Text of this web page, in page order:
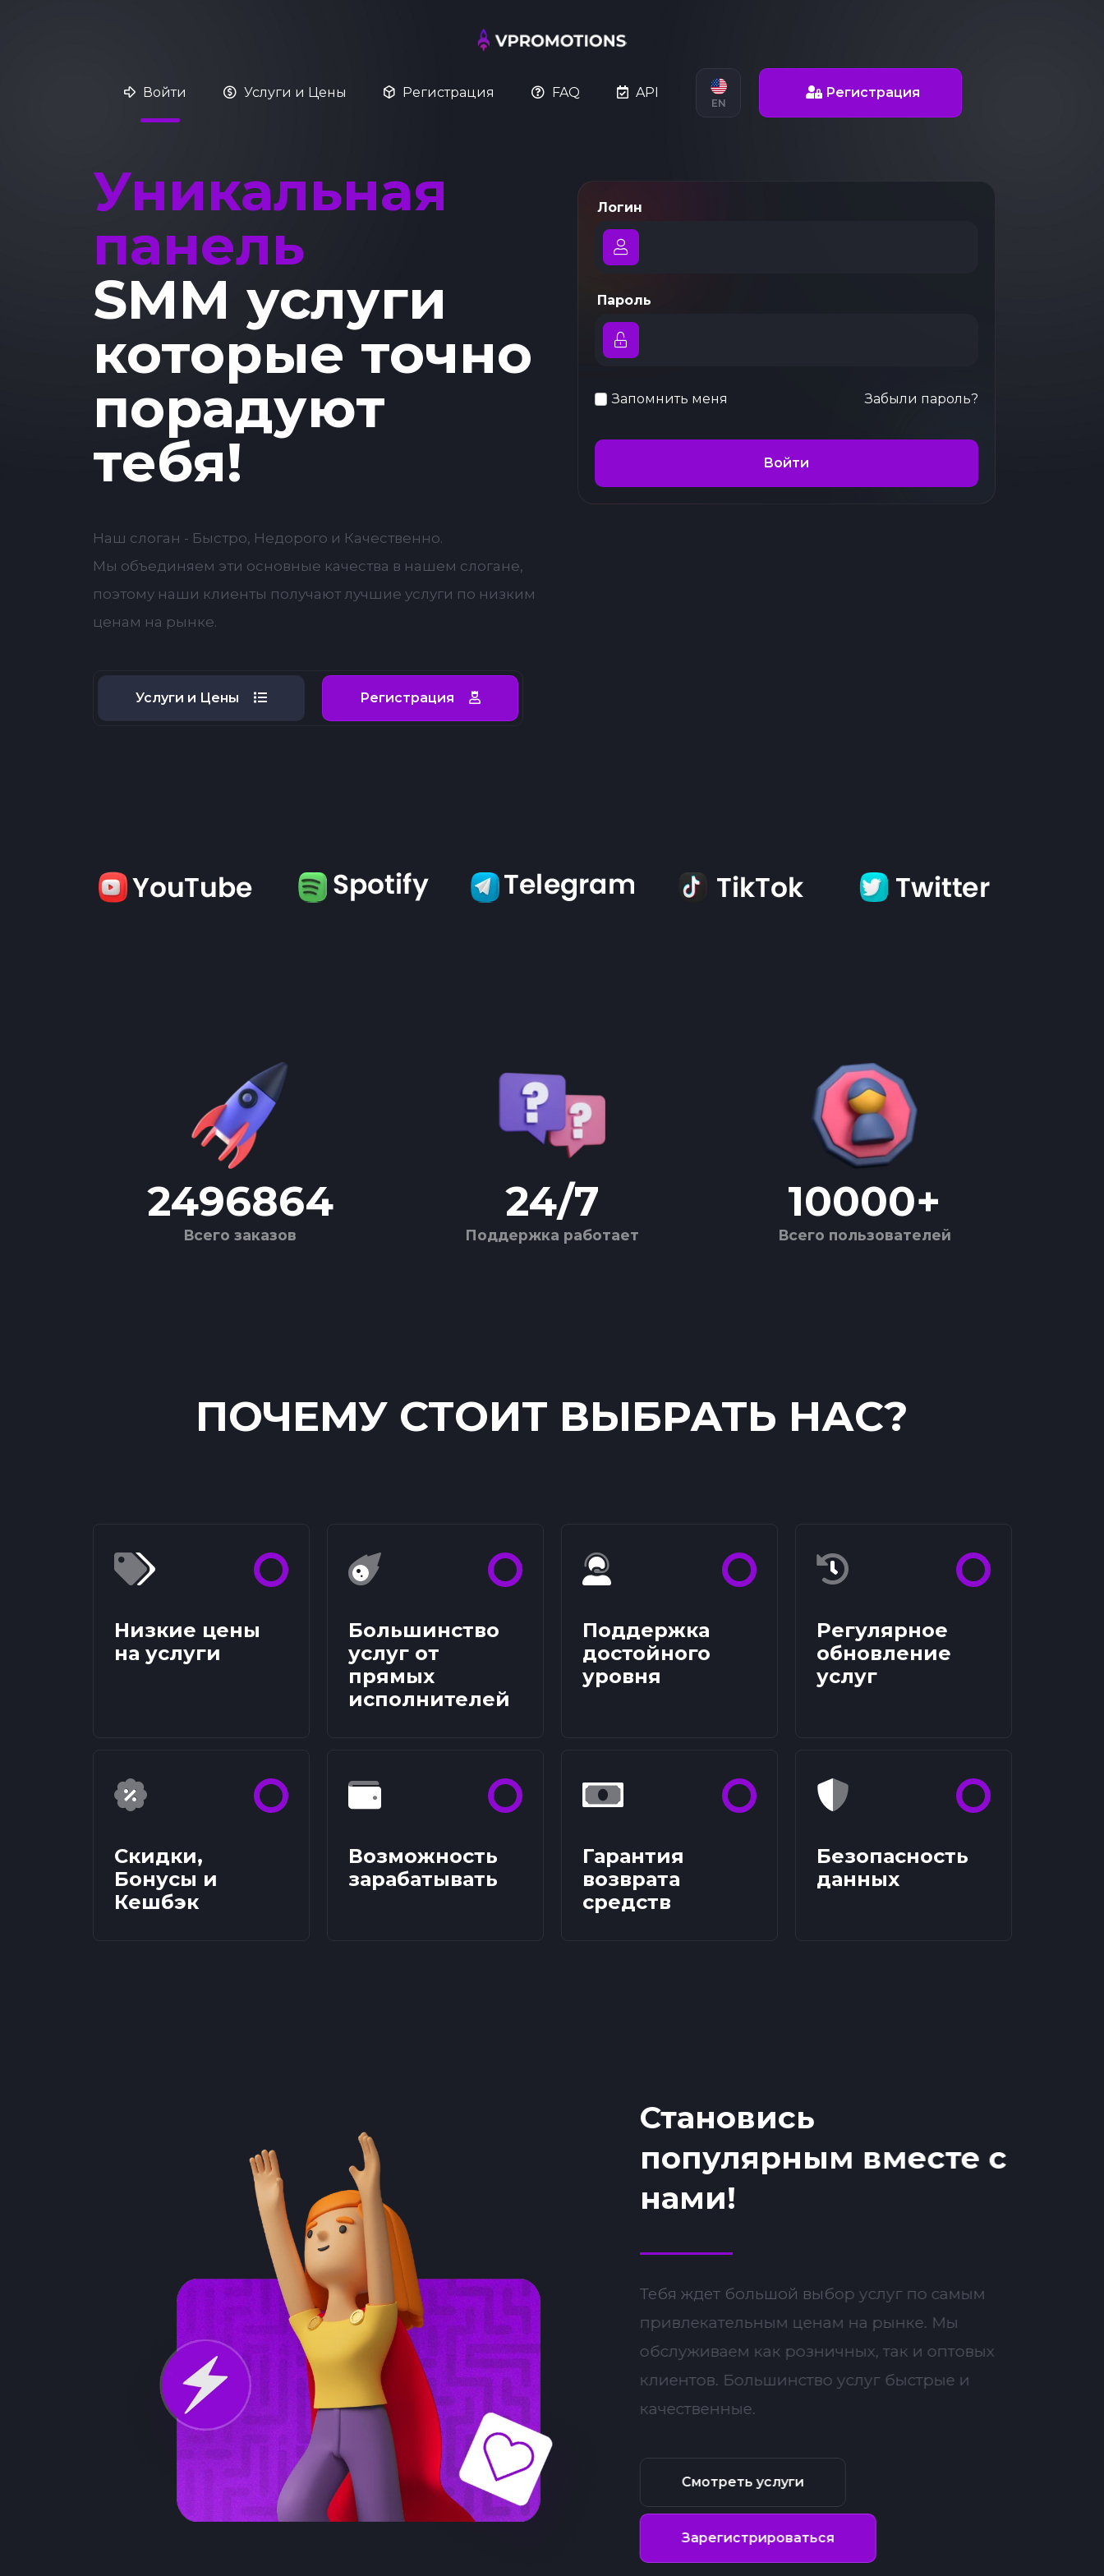
Войти Услуги и Цены Регистрация FAQ API
EN
Регистрация
Уникальная
панель
SMM услуги
которые точно
порадуют
тебя!
Наш слоган - Быстро, Недорого и Качественно.
Мы объединяем эти основные качества в нашем слогане,
поэтому наши клиенты получают лучшие услуги по низким
ценам на рынке.
Услуги и Цены Регистрация
Логин
Пароль
Запомнить меня Забыли пароль?
Войти
2496864
Всего заказов
24/7
Поддержка работает
10000+
Всего пользователей
ПОЧЕМУ СТОИТ ВЫБРАТЬ НАС?
Низкие цены
на услуги
Большинство
услуг от
прямых
исполнителей
Поддержка
достойного
уровня
Регулярное
обновление
услуг
Скидки,
Бонусы и
Кешбэк
Возможность
зарабатывать
Гарантия
возврата
средств
Безопасность
данных
Становись
популярным вместе с
нами!
Тебя ждет большой выбор услуг по самым
привлекательным ценам на рынке. Мы
обслуживаем как розничных, так и оптовых
клиентов. Большинство услуг быстрые и
качественные.
Смотреть услуги
Зарегистрироваться